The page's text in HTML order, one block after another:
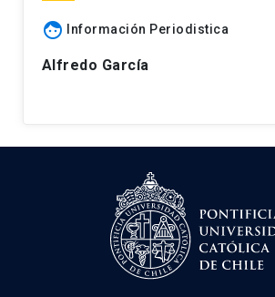
face Información Periodistica
Alfredo García